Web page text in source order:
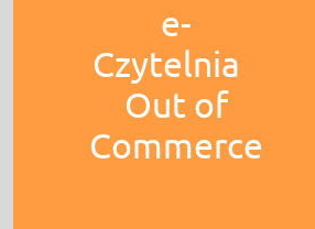
e-
Czytelnia
Out of
Commerce